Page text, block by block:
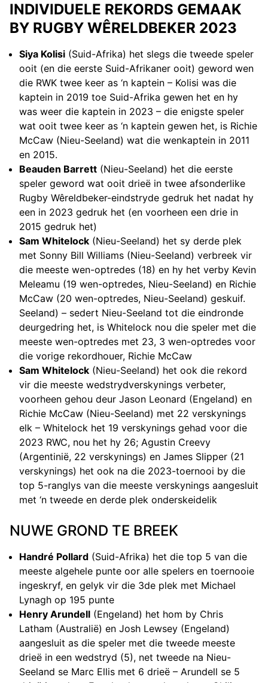
INDIVIDUELE REKORDS GEMAAK
BY RUGBY WÊRELDBEKER 2023
Siya Kolisi (Suid-Afrika) het slegs die tweede speler
ooit (en die eerste Suid-Afrikaner ooit) geword wen
die RWK twee keer as ‘n kaptein – Kolisi was die
kaptein in 2019 toe Suid-Afrika gewen het en hy
was weer die kaptein in 2023 – die enigste speler
wat ooit twee keer as ‘n kaptein gewen het, is Richie
McCaw (Nieu-Seeland) wat die wenkaptein in 2011
en 2015.
Beauden Barrett (Nieu-Seeland) het die eerste
speler geword wat ooit drieë in twee afsonderlike
Rugby Wêreldbeker-eindstryde gedruk het nadat hy
een in 2023 gedruk het (en voorheen een drie in
2015 gedruk het)
Sam Whitelock (Nieu-Seeland) het sy derde plek
met Sonny Bill Williams (Nieu-Seeland) verbreek vir
die meeste wen-optredes (18) en hy het verby Kevin
Meleamu (19 wen-optredes, Nieu-Seeland) en Richie
McCaw (20 wen-optredes, Nieu-Seeland) geskuif.
Seeland) – sedert Nieu-Seeland tot die eindronde
deurgedring het, is Whitelock nou die speler met die
meeste wen-optredes met 23, 3 wen-optredes voor
die vorige rekordhouer, Richie McCaw
Sam Whitelock (Nieu-Seeland) het ook die rekord
vir die meeste wedstrydverskynings verbeter,
voorheen gehou deur Jason Leonard (Engeland) en
Richie McCaw (Nieu-Seeland) met 22 verskynings
elk – Whitelock het 19 verskynings gehad voor die
2023 RWC, nou het hy 26; Agustin Creevy
(Argentinië, 22 verskynings) en James Slipper (21
verskynings) het ook na die 2023-toernooi by die
top 5-ranglys van die meeste verskynings aangesluit
met ‘n tweede en derde plek onderskeidelik
NUWE GROND TE BREEK
Handré Pollard (Suid-Afrika) het die top 5 van die
meeste algehele punte oor alle spelers en toernooie
ingeskryf, en gelyk vir die 3de plek met Michael
Lynagh op 195 punte
Henry Arundell (Engeland) het hom by Chris
Latham (Australië) en Josh Lewsey (Engeland)
aangesluit as die speler met die tweede meeste
drieë in een wedstryd (5), net tweede na Nieu-
Seeland se Marc Ellis met 6 drieë – Arundell se 5